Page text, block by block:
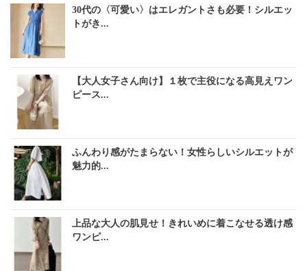
30代の〈可愛い〉はエレガントさも必要！シルエッ
トがき...
【大人女子さん向け】１枚で主役になる高見えワン
ピース...
ふんわり感がたまらない！女性らしいシルエットが
魅力的...
上品な大人の肌見せ！きれいめに着こなせる透け感
ワンピ...